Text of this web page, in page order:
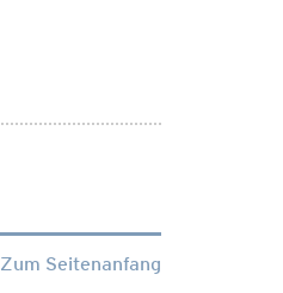
Zum Seitenanfang